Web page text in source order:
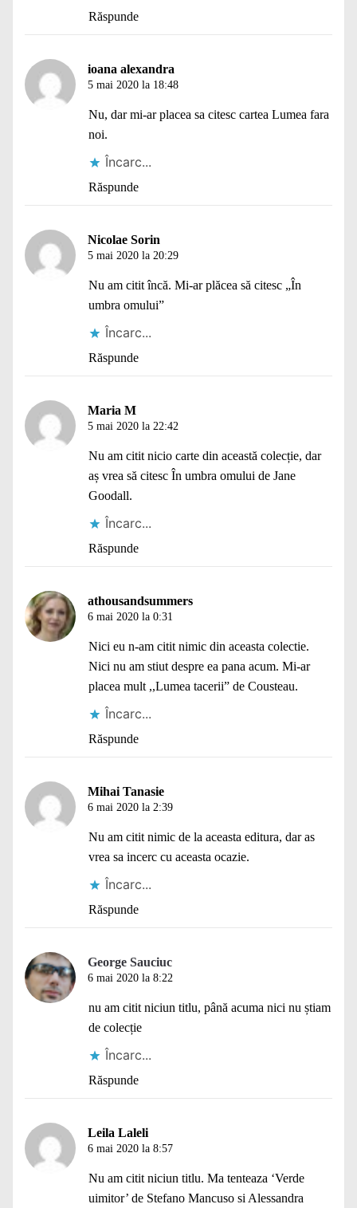
Răspunde
ioana alexandra
5 mai 2020 la 18:48
Nu, dar mi-ar placea sa citesc cartea Lumea fara
noi.
Încarc...
Răspunde
Nicolae Sorin
5 mai 2020 la 20:29
Nu am citit încă. Mi-ar plăcea să citesc „În
umbra omului”
Încarc...
Răspunde
Maria M
5 mai 2020 la 22:42
Nu am citit nicio carte din această colecție, dar
aș vrea să citesc În umbra omului de Jane
Goodall.
Încarc...
Răspunde
athousandsummers
6 mai 2020 la 0:31
Nici eu n-am citit nimic din aceasta colectie.
Nici nu am stiut despre ea pana acum. Mi-ar
placea mult ,,Lumea tacerii” de Cousteau.
Încarc...
Răspunde
Mihai Tanasie
6 mai 2020 la 2:39
Nu am citit nimic de la aceasta editura, dar as
vrea sa incerc cu aceasta ocazie.
Încarc...
Răspunde
George Sauciuc
6 mai 2020 la 8:22
nu am citit niciun titlu, până acuma nici nu știam
de colecție
Încarc...
Răspunde
Leila Laleli
6 mai 2020 la 8:57
Nu am citit niciun titlu. Ma tenteaza ‘Verde
uimitor’ de Stefano Mancuso si Alessandra